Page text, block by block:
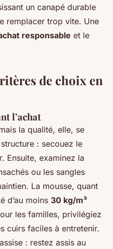
un canapé durable
remplacer trop vite. Une
responsable et le
de choix en
l’achat
la qualité, elle, se
: secouez le
Ensuite, examinez la
ou les sangles
La mousse, quant
d’au moins 30 kg/m³
les familles, privilégiez
cuirs faciles à entretenir.
: restez assis au